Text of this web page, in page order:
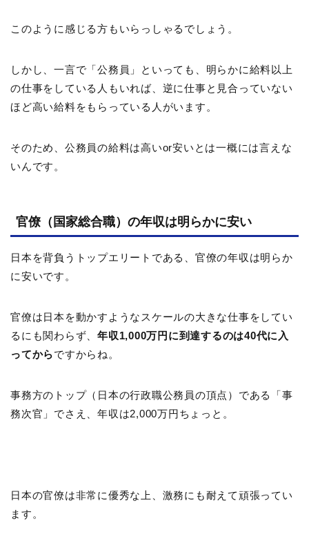
このように感じる方もいらっしゃるでしょう。
しかし、一言で「公務員」といっても、明らかに給料以上
の仕事をしている人もいれば、逆に仕事と見合っていない
ほど高い給料をもらっている人がいます。
そのため、公務員の給料は高いor安いとは一概には言えな
いんです。
官僚（国家総合職）の年収は明らかに安い
日本を背負うトップエリートである、官僚の年収は明らか
に安いです。
官僚は日本を動かすようなスケールの大きな仕事をしてい
るにも関わらず、 年収1,000万円に到達するのは40代に入
ってからですからね。
事務方のトップ（日本の行政職公務員の頂点）である「事
務次官」でさえ、年収は2,000万円ちょっと。
日本の官僚は非常に優秀な上、激務にも耐えて頑張ってい
ます。